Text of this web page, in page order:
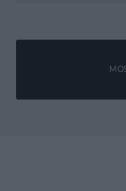
Tu dirección de correo